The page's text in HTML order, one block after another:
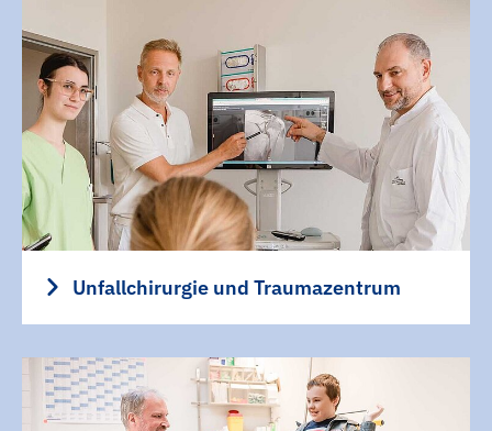
Unfallchirurgie und Traumazentrum